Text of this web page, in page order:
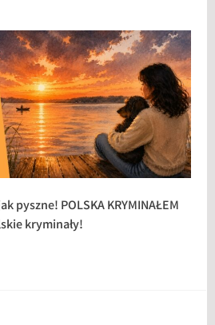
pyszne! POLSKA KRYMINAŁEM
kryminały!